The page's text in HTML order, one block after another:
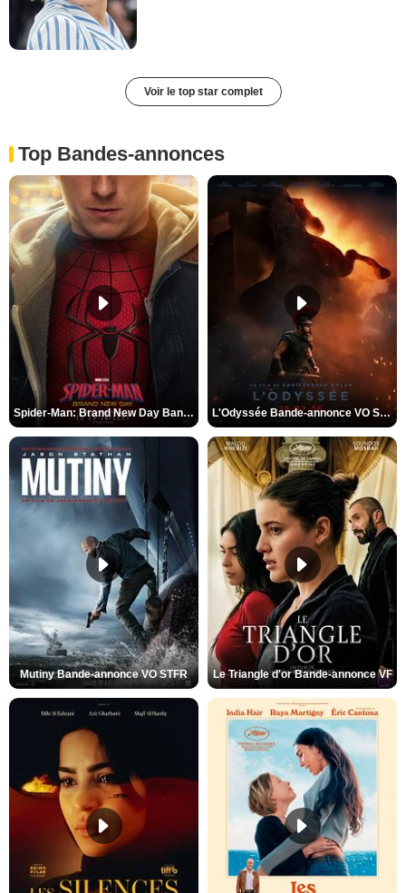
Voir le top star complet
Top Bandes-annonces
Spider-Man: Brand New Day Bande-annonce VO STFR L'Odyssée Bande-annonce VO STFR
Mutiny Bande-annonce VO STFR Le Triangle d'or Bande-annonce VF